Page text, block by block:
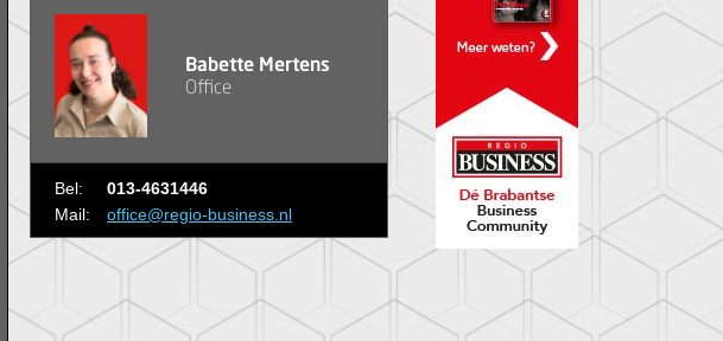
Babette Mertens
Office
Bel:
013-4631446
Mail:
office@regio-business.nl